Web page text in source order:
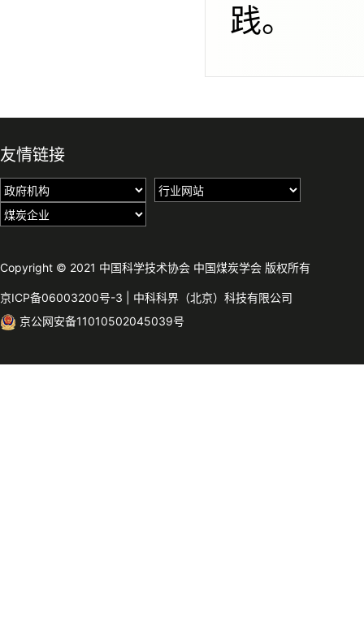
践。
友情链接
Copyright © 2021 中国科学技术协会 中国煤炭学会 版权所有
京ICP备06003200号-3
中科科界（北京）科技有限公司
京公网安备11010502045039号